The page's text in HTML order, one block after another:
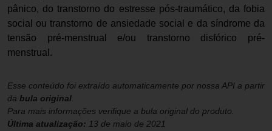
pânico, do transtorno do estresse pós-traumático, da fobia
social ou transtorno de ansiedade social e da síndrome da
tensão pré-menstrual e/ou transtorno disfórico pré-
menstrual.
Esse conteúdo foi extraído automaticamente por nossa API a partir
da bula original
Para mais informações verifique a bula original do produto.
Última atualização: 13 de maio de 2021